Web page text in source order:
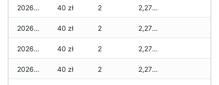
2026-02-05 40 zł 2 2,275 zł
2026-02-04 40 zł 2 2,275 zł
2026-02-03 40 zł 2 2,275 zł
2026-02-02 40 zł 2 2,275 zł